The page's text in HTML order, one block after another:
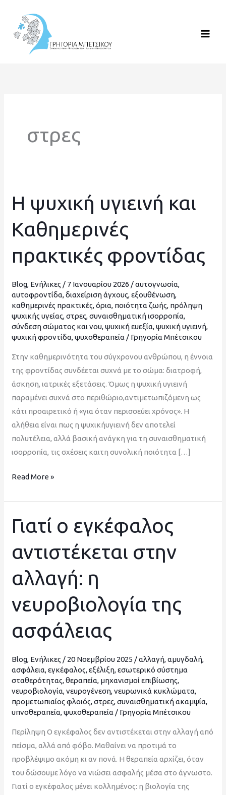
περιεχόμενο
στρες
Η ψυχική υγιεινή και
Καθημερινές
πρακτικές φροντίδας
Blog, Ενήλικες / 7 Ιανουαρίου 2026 /αυτογνωσία,
αυτοφροντίδα,διαχείριση άγχους,εξουθένωση,
καθημερινές πρακτικές,όρια, ποιότητα ζωής, πρόληψη
ψυχικής υγείας,στρες,συναισθηματική ισορροπία,
σύνδεση σώματος και νου,ψυχική ευεξία,ψυχική υγιεινή,
ψυχική φροντίδα,ψυχοθεραπεία / Γρηγορία Μπέτσικου
Στην καθημερινότητα του σύγχρονου ανθρώπου, η έννοια
της φροντίδας συνδέεται συχνά με το σώμα: διατροφή,
άσκηση, ιατρικές εξετάσεις. Όμως η ψυχική υγιεινή
παραμένει συχνά στο περιθώριο,αντιμετωπιζόμενη ως
κάτι προαιρετικό ή «για όταν περισσεύει χρόνος». Η
αλήθεια είναι πως η ψυχικήυγιεινή δεν αποτελεί
πολυτέλεια, αλλά βασική ανάγκη για τη συναισθηματική
ισορροπία, τις σχέσεις καιτη συνολική ποιότητα […]
Η
ψυχική
υγιεινή
και
Καθημερινές
πρακτικές
Read More »
Γιατί ο εγκέφαλος
αντιστέκεται στην
αλλαγή: η
νευροβιολογία της
ασφάλειας
Blog, Ενήλικες / 20 Νοεμβρίου 2025 /αλλαγή,αμυγδαλή,
ασφάλεια,εγκέφαλος,εξέλιξη,εσωτερικό σύστημα
σταθερότητας,θεραπεία, μηχανισμοί επιβίωσης,
νευροβιολογία,νευρογένεση,νευρωνικά κυκλώματα,
προμετωπιαίος φλοιός,στρες,συναισθηματική ακαμψία,
υπνοθεραπεία,ψυχοθεραπεία / Γρηγορία Μπέτσικου
Περίληψη Ο εγκέφαλος δεν αντιστέκεται στην αλλαγή από
πείσμα, αλλά από φόβο. Μαθαίνει να προτιμά το
προβλέψιμο ακόμη κι αν πονά. Η θεραπεία αρχίζει, όταν
του δώσουμε λόγο να νιώσει ασφαλής μέσα στο άγνωστο.
Γιατί ο εγκέφαλος μένει κολλημένος: η βιολογία της
Γιατί
ο
εγκέφαλος
αντιστέκεται
στην
αλλαγή:
η
νευροβιολογία
της
ασφάλειας